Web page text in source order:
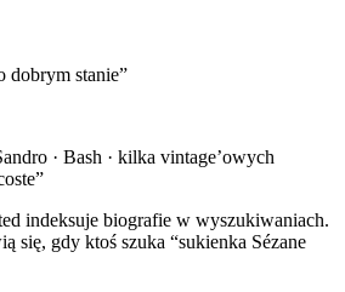
dobrym stanie”
· Bash · kilka vintage’owych
indeksuje biografie w wyszukiwaniach.
się, gdy ktoś szuka “sukienka Sézane